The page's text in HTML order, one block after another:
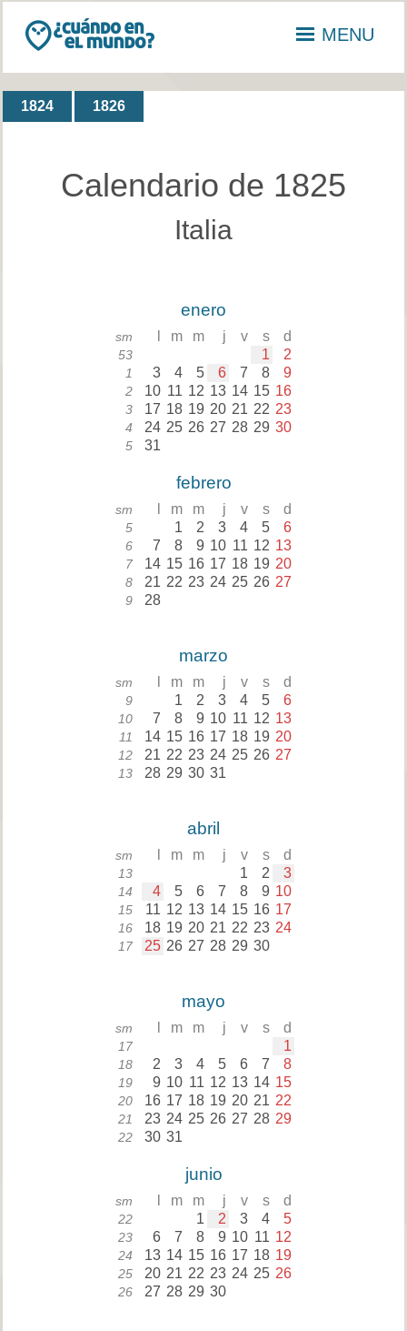
MENU
1824 1826
Calendario de 1825
Italia
enero
sm m m j v s d
53 1 2
1 3 4 5 6 7 8 9
2 10 11 12 13 14 15 16
3 17 18 19 20 21 22 23
4 24 25 26 27 28 29 30
5 31
febrero
sm m m j v s d
5 1 2 3 4 5 6
6 7 8 9 10 11 12 13
7 14 15 16 17 18 19 20
8 21 22 23 24 25 26 27
9 28
marzo
sm m m j v s d
9 1 2 3 4 5 6
10 7 8 9 10 11 12 13
11 14 15 16 17 18 19 20
12 21 22 23 24 25 26 27
13 28 29 30 31
abril
sm m m j v s d
13 1 2 3
14 4 5 6 7 8 9 10
15 11 12 13 14 15 16 17
16 18 19 20 21 22 23 24
17 25 26 27 28 29 30
mayo
sm m m j v s d
17 1
18 2 3 4 5 6 7 8
19 9 10 11 12 13 14 15
20 16 17 18 19 20 21 22
21 23 24 25 26 27 28 29
22 30 31
junio
sm m m j v s d
22 1 2 3 4 5
23 6 7 8 9 10 11 12
24 13 14 15 16 17 18 19
25 20 21 22 23 24 25 26
26 27 28 29 30